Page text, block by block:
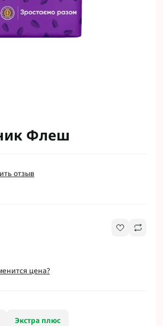
Флеш
отзыв
цена?
Экстра плюс